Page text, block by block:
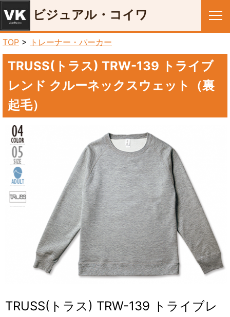
ビジュアル・コイワ
TOP > トレーナー・パーカー
TRUSS(トラス) TRW-139 トライブ
レンド クルーネックスウェット（裏
起毛）
TRUSS(トラス) TRW-139 トライブレ